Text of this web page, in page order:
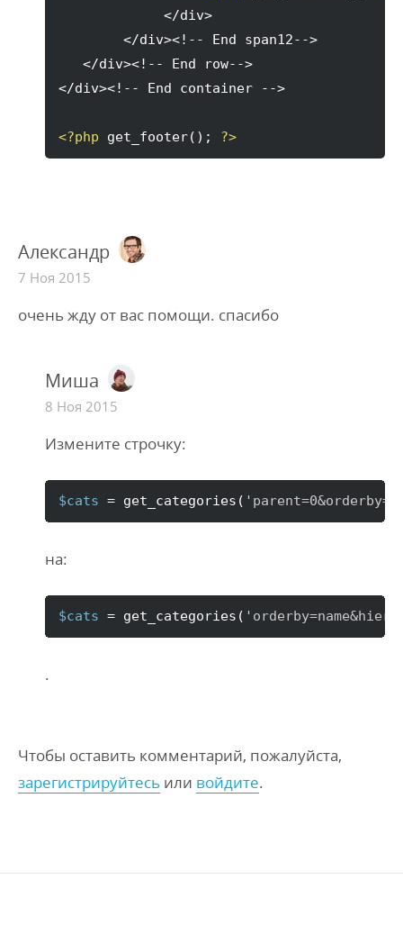
             </div>
        </div><!-- End span12-->
   </div><!-- End row-->
</div><!-- End container -->
<?php get_footer( ) ; ?>
Александр
7 Ноя 2015
очень жду от вас помощи. спасибо
Миша
8 Ноя 2015
Измените строчку:
$cats = get_categories (
на:
$cats = get_categories (
.
Чтобы оставить комментарий, пожалуйста,
зарегистрируйтесь или войдите.